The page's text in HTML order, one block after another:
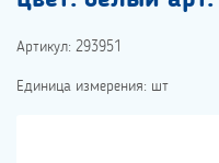
Артикул: 293951
Единица измерения: шт